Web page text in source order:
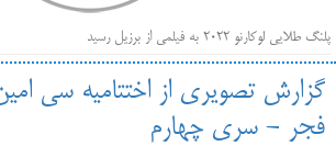
پلنگ طلایی لوکارنو ۲۰۲۲ به فیلمی از برزیل رسید
فهرست فیلم‌های بخش مسابقه جشنواره فیلم ونیز ۲۰۲۲ مشخص شد، سهم پررنگ ایرانی‌ها
بیرون راندن فیلم‌های منتسب به حامیان کرملین از جشنواره کن،
گزارش تصویری از اختتامیه سی
فجر - سری چهارم